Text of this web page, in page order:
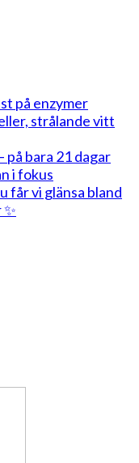
på enzymer
strålande vitt
bara 21 dagar
i fokus
får vi glänsa bland